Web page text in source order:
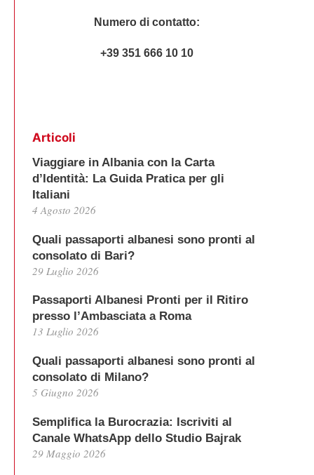
Numero di contatto:
+39 351 666 10 10
Articoli
Viaggiare in Albania con la Carta
d’Identità: La Guida Pratica per gli
Italiani
4 Agosto 2026
Quali passaporti albanesi sono pronti al
consolato di Bari?
29 Luglio 2026
Passaporti Albanesi Pronti per il Ritiro
presso l’Ambasciata a Roma
13 Luglio 2026
Quali passaporti albanesi sono pronti al
consolato di Milano?
5 Giugno 2026
Semplifica la Burocrazia: Iscriviti al
Canale WhatsApp dello Studio Bajrak
29 Maggio 2026